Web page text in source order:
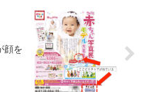
分の力を人のために役立てるこ
僕の仕事観です。
顔を